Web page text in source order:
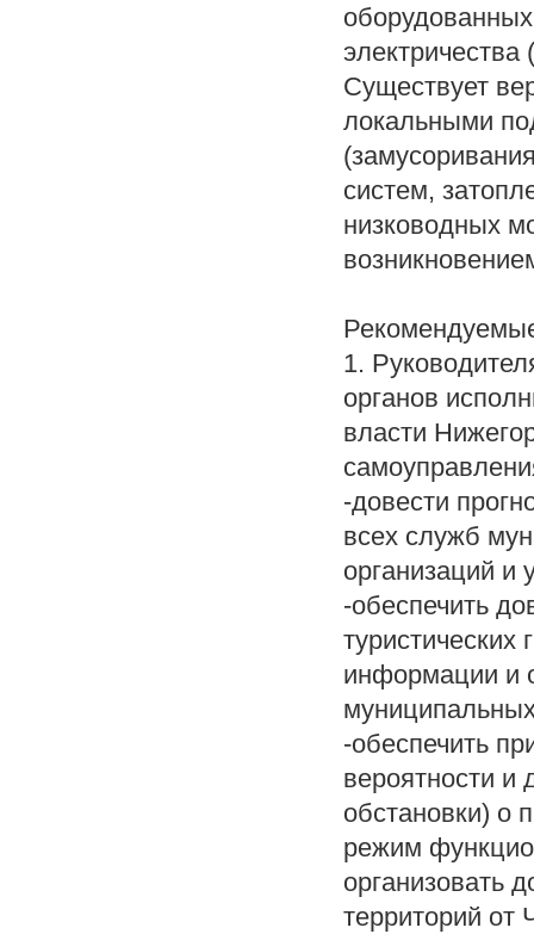
Существует
локальными
систем,
низководных
1.
органов
власти
-довести
всех служб
организаций и
-обеспечить
туристических
информации и
-обеспечить
вероятности
обстановки) о
режим
организовать
территорий от